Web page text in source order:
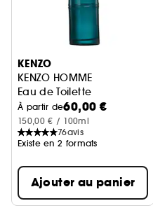
Ignorer le carrousel produits
KENZO
KENZO HOMME
Eau de Toilette
À partir de60,00 €
150,00 € / 100ml
76avis
Existe en 2 formats
Ajouter au panier